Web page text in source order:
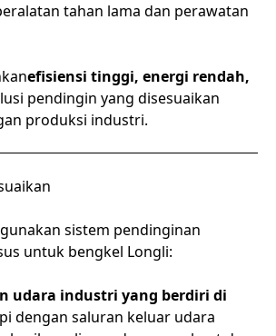
tahan lama dan perawatan
efisiensi tinggi, energi rendah,
pendingin yang disesuaikan
produksi industri.
sistem pendinginan
untuk bengkel Longli:
udara industri yang berdiri di
dengan saluran keluar udara